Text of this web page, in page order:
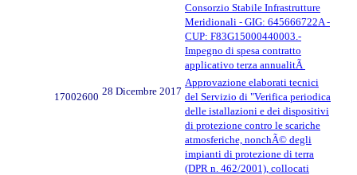
Consorzio Stabile Infrastrutture
Meridionali - GIG: 645666722A -
CUP: F83G15000440003.-
Impegno di spesa contratto
applicativo terza annualitÃ
17002600 28 Dicembre 2017
Approvazione elaborati tecnici
del Servizio di "Verifica periodica
delle istallazioni e dei dispositivi
di protezione contro le scariche
atmosferiche, nonchÃ© degli
impianti di protezione di terra
(DPR n. 462/2001), collocati